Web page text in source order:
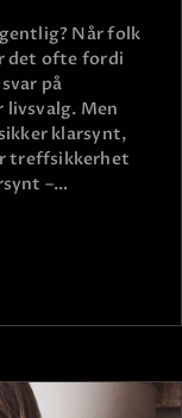
Når folk
det ofte fordi
på
Men
klarsynt,
treffsikkerhet
–…